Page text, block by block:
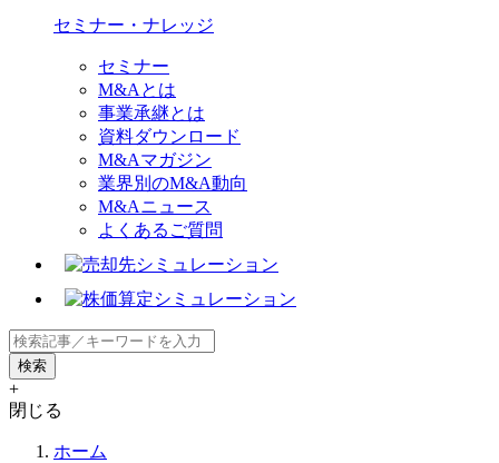
セミナー・ナレッジ
セミナー
M&Aとは
事業承継とは
資料ダウンロード
M&Aマガジン
業界別のM&A動向
M&Aニュース
よくあるご質問
+
閉じる
ホーム